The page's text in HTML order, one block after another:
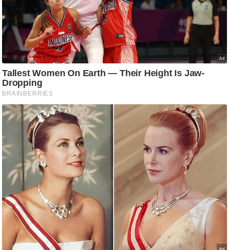
फै
श
न
घ
रे
लू
नु
स्खे
र्य
न
स्थ
ल
फि
ट
ने